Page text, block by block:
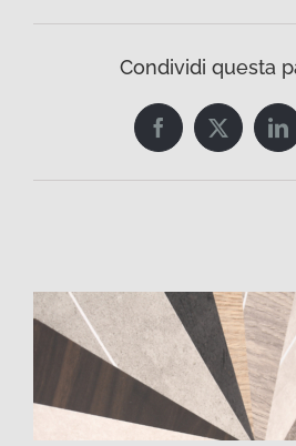
Condividi questa
FacebookTwitter